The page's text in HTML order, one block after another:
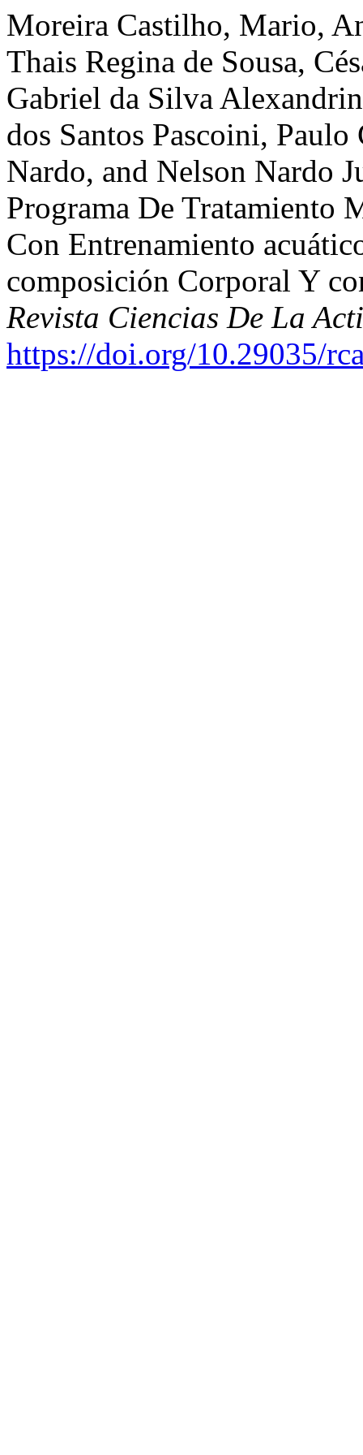
Moreira Castilho, Mario,
Thais Regina de Sousa,
Gabriel da Silva
dos Santos Pascoini,
Nardo, and Nelson Nardo
Programa De Tratamiento
Con Entrenamiento
composición Corporal Y
Revista Ciencias De La
https://doi.org/10.29035/